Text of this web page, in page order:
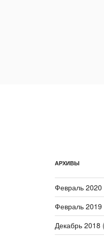
АРХИВЫ
Февраль 2020
Февраль 2019
Декабрь 2018